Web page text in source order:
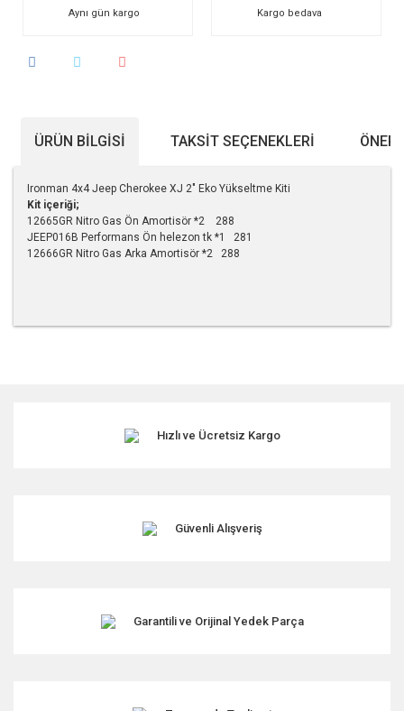
Aynı gün kargo Kargo bedava
ÜRÜN BILGISI TAKSIT SEÇENEKLERI
Ironman 4x4 Jeep Cherokee XJ 2" Eko Yükseltme Kiti
Kit içeriği;
12665GR Nitro Gas Ön Amortisör *2 288
JEEP016B Performans Ön helezon tk *1 281
12666GR Nitro Gas Arka Amortisör *2 288
Ürün resmi kalitesiz, bozuk veya görüntülenemiyor.
Ürün fiyatı diğer sitelerden daha pahalı.
Hızlı ve Ücretsiz Kargo
Güvenli Alışveriş
Garantili ve Orijinal Yedek Parça